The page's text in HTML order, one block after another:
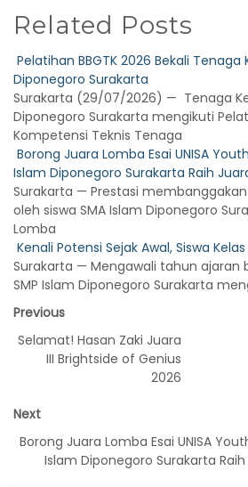
Related Posts
Pelatihan BBGTK 2026 Bekali Tenaga
Diponegoro Surakarta
Surakarta (29/07/2026) — Tenaga
Diponegoro Surakarta mengikuti
Kompetensi Teknis Tenaga
Borong Juara Lomba Esai UNISA
Islam Diponegoro Surakarta Raih
Surakarta — Prestasi
oleh siswa SMA Islam Diponegoro
Lomba
Kenali Potensi Sejak Awal, Siswa
Surakarta — Mengawali tahun ajaran
SMP Islam Diponegoro Surakarta
Previous
Selamat! Hasan Zaki Juara
III Brightside of Genius
2026
Next
Borong Juara Lomba Esai UNISA
Islam Diponegoro Surakarta